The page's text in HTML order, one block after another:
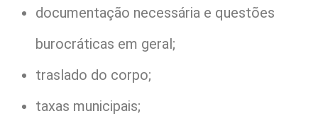
documentação necessária e questões
burocráticas em geral;
traslado do corpo;
taxas municipais;